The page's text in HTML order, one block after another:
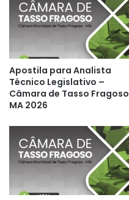
Apostila para Analista
Técnico Legislativo –
Câmara de Tasso Fragoso
MA 2026